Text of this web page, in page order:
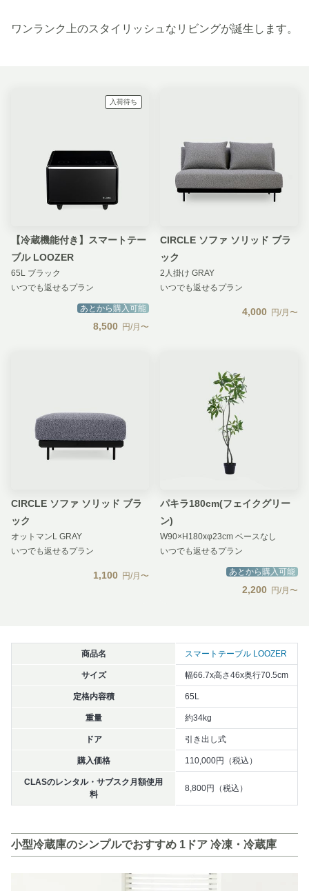
ワンランク上のスタイリッシュなリビングが誕生します。
入荷待ち
【冷蔵機能付き】スマートテー
ブル LOOZER
65L ブラック
いつでも返せるプラン
あとから購入可能
8,500 円/月〜
CIRCLE ソファ ソリッド ブラ
ック
2人掛け GRAY
いつでも返せるプラン
4,000 円/月〜
CIRCLE ソファ ソリッド ブラ
ック
オットマンL GRAY
いつでも返せるプラン
1,100 円/月〜
パキラ180cm(フェイクグリー
ン)
W90×H180xφ23cm ベースなし
いつでも返せるプラン
あとから購入可能
2,200 円/月〜
商品名 スマートテーブル LOOZER
サイズ 幅66.7x高さ46x奥行70.5cm
定格内容積 65L
重量 約34kg
ドア 引き出し式
購入価格 110,000円（税込）
CLASのレンタル・サブスク月額使用
料
8,800円（税込）
小型冷蔵庫のシンプルでおすすめ 1ドア 冷凍・冷蔵庫